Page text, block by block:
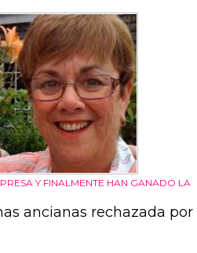
Y FINALMENTE HAN GANADO LA
ancianas rechazada por